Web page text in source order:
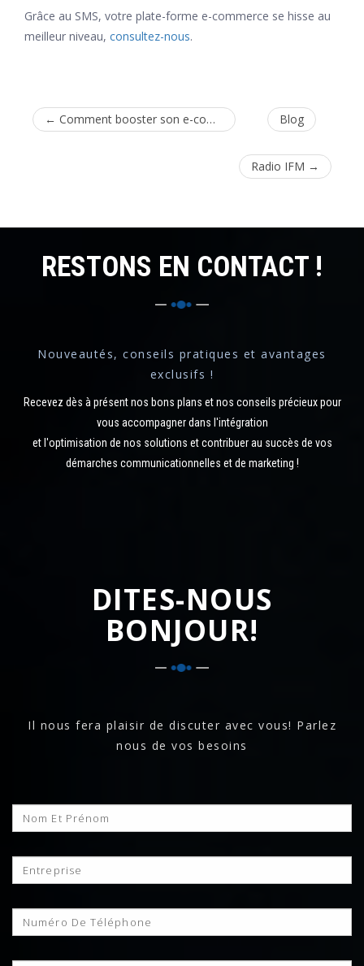
Grâce au SMS, votre plate-forme e-commerce se hisse au
meilleur niveau, consultez-nous.
← Comment booster son e-commerce Blog
Radio IFM →
RESTONS EN CONTACT !
Nouveautés, conseils pratiques et avantages
exclusifs !
Recevez dès à présent nos bons plans et nos conseils précieux pour
vous accompagner dans l'intégration
et l'optimisation de nos solutions et contribuer au succès de vos
démarches communicationnelles et de marketing !
DITES-NOUS
BONJOUR!
Il nous fera plaisir de discuter avec vous! Parlez
nous de vos besoins